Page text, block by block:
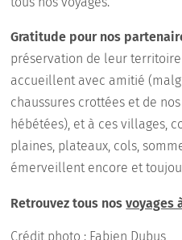
Gratitude pour nos
préservation de leur
accueillent avec amitié
chaussures crottées et de
hébétées), et à ces villages,
plaines, plateaux, cols,
émerveillent encore et
Retrouvez tous nosvoyages
Crédit photo : Fabien Dubus